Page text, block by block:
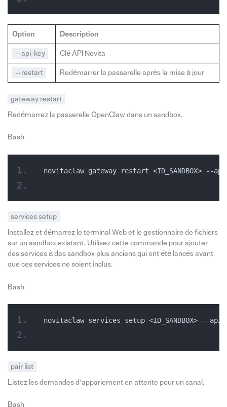
Option Description
--api-key Clé API Novita
--restart Redémarrer la passerelle après la mise à jour
gateway restart
Redémarrez la passerelle OpenClaw dans un sandbox.
Bash
novitaclaw gateway restart <ID_SANDBOX> --api-
services setup
Installez et démarrez le terminal Web et le gestionnaire de fichiers
sur un sandbox existant. Utilisez cette commande pour ajouter
des services à des sandbox plus anciens qui ont été lancés avant
que ces services ne soient inclus.
Bash
novitaclaw services setup <ID_SANDBOX> --api-
pair list
Listez les demandes d’appariement en attente pour un canal.
Bash